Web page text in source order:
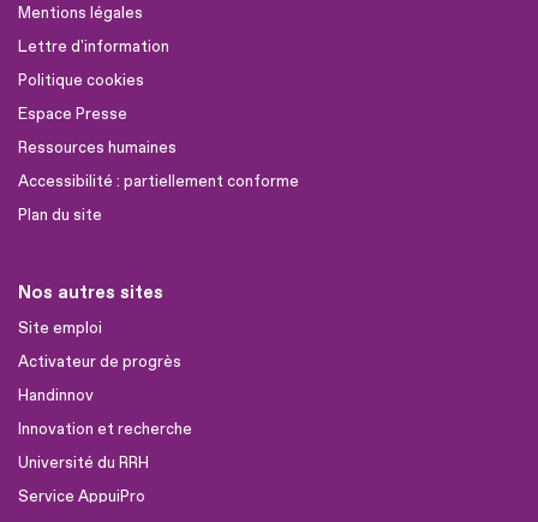
Mentions légales
Lettre d'information
Politique cookies
Espace Presse
Ressources humaines
Accessibilité : partiellement conforme
Plan du site
Nos autres sites
Site emploi
Activateur de progrès
Handinnov
Innovation et recherche
Université du RRH
Service AppuiPro